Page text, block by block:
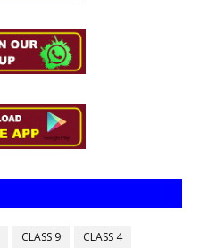
CLASS 9 CLASS 4